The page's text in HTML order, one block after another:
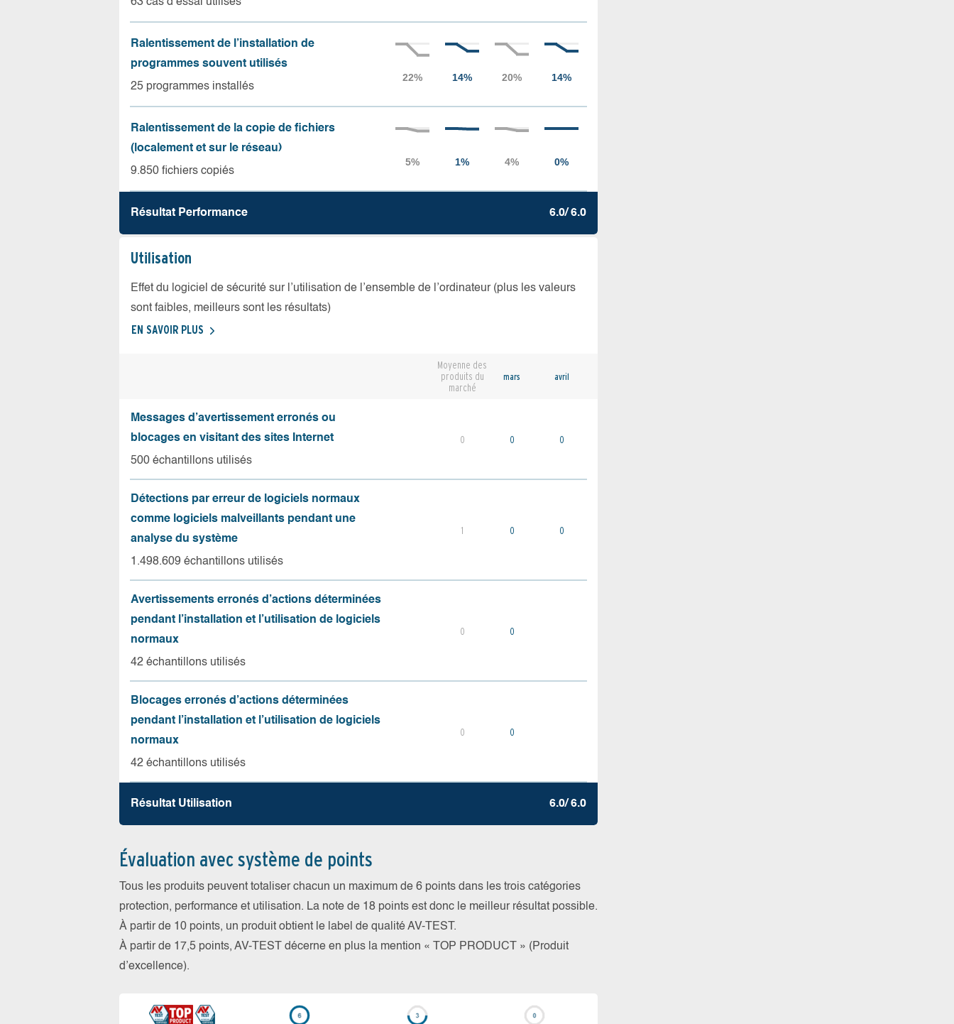
Ralentissement de l’installation de
programmes souvent utilisés
25 programmes installés
Ralentissement de la copie de fichiers
(localement et sur le réseau)
9.850 fichiers copiés
Résultat Performance 6.0/ 6.0
Utilisation
Effet du logiciel de sécurité sur l’utilisation de l’ensemble de l’ordinateur (plus les valeurs
sont faibles, meilleurs sont les résultats)
EN SAVOIR PLUS
Moyenne des
produits du
marché
mars avril
Messages d’avertissement erronés ou
blocages en visitant des sites Internet
500 échantillons utilisés
0 0 0
Détections par erreur de logiciels normaux
comme logiciels malveillants pendant une
analyse du système
1.498.609 échantillons utilisés
1 0 0
Avertissements erronés d’actions déterminées
pendant l’installation et l’utilisation de logiciels
normaux
42 échantillons utilisés
0 0
Blocages erronés d’actions déterminées
pendant l’installation et l’utilisation de logiciels
normaux
42 échantillons utilisés
0 0
Résultat Utilisation 6.0/ 6.0
Évaluation avec système de points
Tous les produits peuvent totaliser chacun un maximum de 6 points dans les trois catégories
protection, performance et utilisation. La note de 18 points est donc le meilleur résultat possible.
À partir de 10 points, un produit obtient le label de qualité AV-TEST.
À partir de 17,5 points, AV-TEST décerne en plus la mention « TOP PRODUCT » (Produit
d’excellence).